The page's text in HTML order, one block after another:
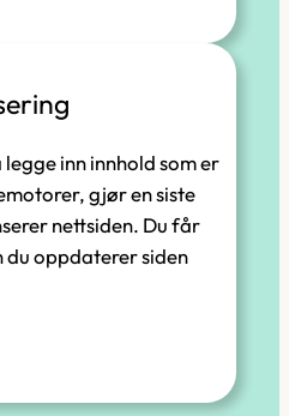
inn innhold som er
gjør en siste
nettsiden. Du får
oppdaterer siden